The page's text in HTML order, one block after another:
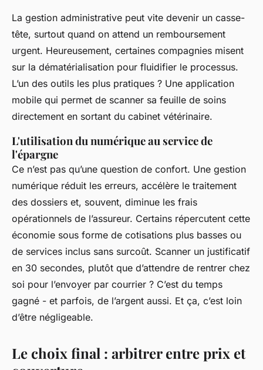
La gestion administrative peut vite devenir un casse-
tête, surtout quand on attend un remboursement
urgent. Heureusement, certaines compagnies misent
sur la dématérialisation pour fluidifier le processus.
L’un des outils les plus pratiques ? Une application
mobile qui permet de scanner sa feuille de soins
directement en sortant du cabinet vétérinaire.
L'utilisation du numérique au service de
l'épargne
Ce n’est pas qu’une question de confort. Une gestion
numérique réduit les erreurs, accélère le traitement
des dossiers et, souvent, diminue les frais
opérationnels de l’assureur. Certains répercutent cette
économie sous forme de cotisations plus basses ou
de services inclus sans surcoût. Scanner un justificatif
en 30 secondes, plutôt que d’attendre de rentrer chez
soi pour l’envoyer par courrier ? C’est du temps
gagné - et parfois, de l’argent aussi. Et ça, c’est loin
d’être négligeable.
Le choix final : arbitrer entre prix et